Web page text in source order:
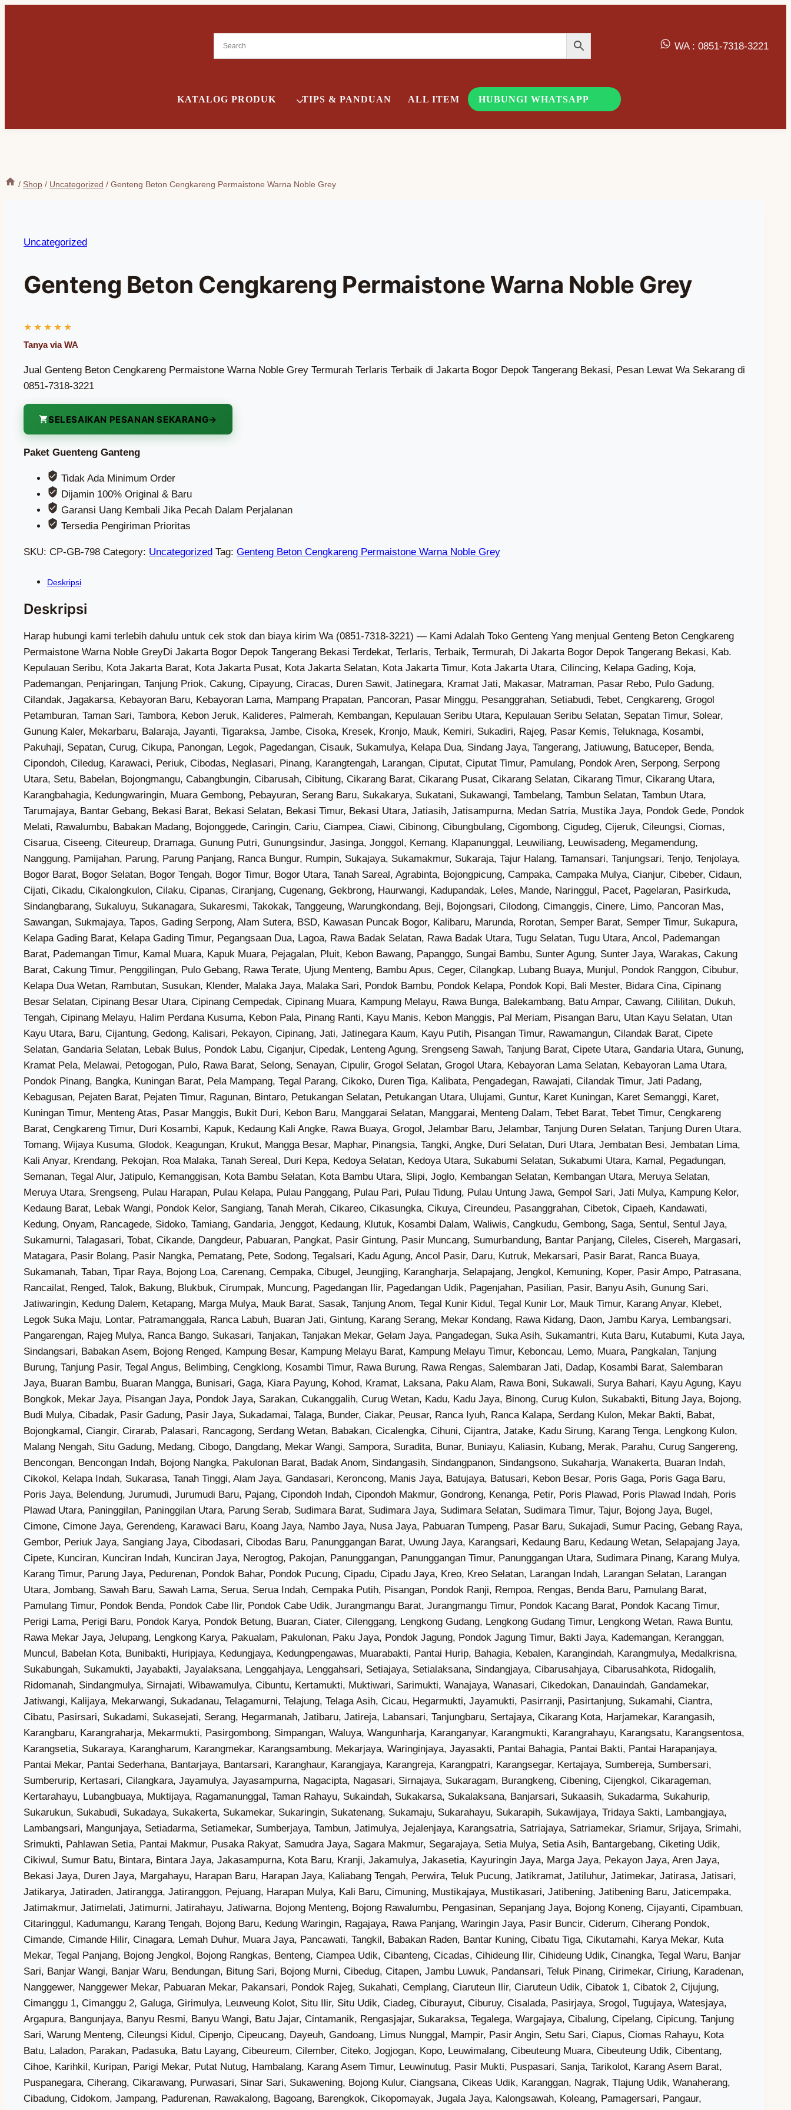
WA : 0851-7318-3221
KATALOG PRODUK TIPS & PANDUAN ALL ITEM HUBUNGI WHATSAPP
/ Shop / Uncategorized / Genteng Beton Cengkareng Permaistone Warna Noble Grey
Uncategorized
Genteng Beton Cengkareng Permaistone Warna Noble Grey
Jual Genteng Beton Cengkareng Permaistone Warna Noble Grey Termurah Terlaris Terbaik di Jakarta Bogor Depok Tangerang Bekasi, Pesan Lewat Wa Sekarang di
0851-7318-3221
SELESAIKAN PESANAN SEKARANG
Paket Guenteng Ganteng
Tidak Ada Minimum Order
Dijamin 100% Original & Baru
Garansi Uang Kembali Jika Pecah Dalam Perjalanan
Tersedia Pengiriman Prioritas
SKU: CP-GB-798 Category: Uncategorized Tag: Genteng Beton Cengkareng Permaistone Warna Noble Grey
Harap hubungi kami terlebih dahulu untuk cek stok dan biaya kirim Wa (0851-7318-3221) — Kami Adalah Toko Genteng Yang menjual Genteng Beton Cengkareng Permaistone Warna Noble GreyDi Jakarta Bogor Depok Tangerang Bekasi Terdekat, Terlaris, Terbaik, Termurah, Di Jakarta Bogor Depok Tangerang Bekasi, Kab. Kepulauan Seribu, Kota Jakarta Barat, Kota Jakarta Pusat, Kota Jakarta Selatan, Kota Jakarta Timur, Kota Jakarta Utara, Cilincing, Kelapa Gading, Koja, Pademangan, Penjaringan, Tanjung Priok, Cakung, Cipayung, Ciracas, Duren Sawit, Jatinegara, Kramat Jati, Makasar, Matraman, Pasar Rebo, Pulo Gadung, Cilandak, Jagakarsa, Kebayoran Baru, Kebayoran Lama, Mampang Prapatan, Pancoran, Pasar Minggu, Pesanggrahan, Setiabudi, Tebet, Cengkareng, Grogol Petamburan, Taman Sari, Tambora, Kebon Jeruk, Kalideres, Palmerah, Kembangan, Kepulauan Seribu Utara, Kepulauan Seribu Selatan, Sepatan Timur, Solear, Gunung Kaler, Mekarbaru, Balaraja, Jayanti, Tigaraksa, Jambe, Cisoka, Kresek, Kronjo, Mauk, Kemiri, Sukadiri, Rajeg, Pasar Kemis, Teluknaga, Kosambi, Pakuhaji, Sepatan, Curug, Cikupa, Panongan, Legok, Pagedangan, Cisauk, Sukamulya, Kelapa Dua, Sindang Jaya, Tangerang, Jatiuwung, Batuceper, Benda, Cipondoh, Ciledug, Karawaci, Periuk, Cibodas, Neglasari, Pinang, Karangtengah, Larangan, Ciputat, Ciputat Timur, Pamulang, Pondok Aren, Serpong, Serpong Utara, Setu, Babelan, Bojongmangu, Cabangbungin, Cibarusah, Cibitung, Cikarang Barat, Cikarang Pusat, Cikarang Selatan, Cikarang Timur, Cikarang Utara, Karangbahagia, Kedungwaringin, Muara Gembong, Pebayuran, Serang Baru, Sukakarya, Sukatani, Sukawangi, Tambelang, Tambun Selatan, Tambun Utara, Tarumajaya, Bantar Gebang, Bekasi Barat, Bekasi Selatan, Bekasi Timur, Bekasi Utara, Jatiasih, Jatisampurna, Medan Satria, Mustika Jaya, Pondok Gede, Pondok Melati, Rawalumbu, Babakan Madang, Bojonggede, Caringin, Cariu, Ciampea, Ciawi, Cibinong, Cibungbulang, Cigombong, Cigudeg, Cijeruk, Cileungsi, Ciomas, Cisarua, Ciseeng, Citeureup, Dramaga, Gunung Putri, Gunungsindur, Jasinga, Jonggol, Kemang, Klapanunggal, Leuwiliang, Leuwisadeng, Megamendung, Nanggung, Pamijahan, Parung, Parung Panjang, Ranca Bungur, Rumpin, Sukajaya, Sukamakmur, Sukaraja, Tajur Halang, Tamansari, Tanjungsari, Tenjo, Tenjolaya, Bogor Barat, Bogor Selatan, Bogor Tengah, Bogor Timur, Bogor Utara, Tanah Sareal, Agrabinta, Bojongpicung, Campaka, Campaka Mulya, Cianjur, Cibeber, Cidaun, Cijati, Cikadu, Cikalongkulon, Cilaku, Cipanas, Ciranjang, Cugenang, Gekbrong, Haurwangi, Kadupandak, Leles, Mande, Naringgul, Pacet, Pagelaran, Pasirkuda, Sindangbarang, Sukaluyu, Sukanagara, Sukaresmi, Takokak, Tanggeung, Warungkondang, Beji, Bojongsari, Cilodong, Cimanggis, Cinere, Limo, Pancoran Mas, Sawangan, Sukmajaya, Tapos, Gading Serpong, Alam Sutera, BSD, Kawasan Puncak Bogor, Kalibaru, Marunda, Rorotan, Semper Barat, Semper Timur, Sukapura, Kelapa Gading Barat, Kelapa Gading Timur, Pegangsaan Dua, Lagoa, Rawa Badak Selatan, Rawa Badak Utara, Tugu Selatan, Tugu Utara, Ancol, Pademangan Barat, Pademangan Timur, Kamal Muara, Kapuk Muara, Pejagalan, Pluit, Kebon Bawang, Papanggo, Sungai Bambu, Sunter Agung, Sunter Jaya, Warakas, Cakung Barat, Cakung Timur, Penggilingan, Pulo Gebang, Rawa Terate, Ujung Menteng, Bambu Apus, Ceger, Cilangkap, Lubang Buaya, Munjul, Pondok Ranggon, Cibubur, Kelapa Dua Wetan, Rambutan, Susukan, Klender, Malaka Jaya, Malaka Sari, Pondok Bambu, Pondok Kelapa, Pondok Kopi, Bali Mester, Bidara Cina, Cipinang Besar Selatan, Cipinang Besar Utara, Cipinang Cempedak, Cipinang Muara, Kampung Melayu, Rawa Bunga, Balekambang, Batu Ampar, Cawang, Cililitan, Dukuh, Tengah, Cipinang Melayu, Halim Perdana Kusuma, Kebon Pala, Pinang Ranti, Kayu Manis, Kebon Manggis, Pal Meriam, Pisangan Baru, Utan Kayu Selatan, Utan Kayu Utara, Baru, Cijantung, Gedong, Kalisari, Pekayon, Cipinang, Jati, Jatinegara Kaum, Kayu Putih, Pisangan Timur, Rawamangun, Cilandak Barat, Cipete Selatan, Gandaria Selatan, Lebak Bulus, Pondok Labu, Ciganjur, Cipedak, Lenteng Agung, Srengseng Sawah, Tanjung Barat, Cipete Utara, Gandaria Utara, Gunung, Kramat Pela, Melawai, Petogogan, Pulo, Rawa Barat, Selong, Senayan, Cipulir, Grogol Selatan, Grogol Utara, Kebayoran Lama Selatan, Kebayoran Lama Utara, Pondok Pinang, Bangka, Kuningan Barat, Pela Mampang, Tegal Parang, Cikoko, Duren Tiga, Kalibata, Pengadegan, Rawajati, Cilandak Timur, Jati Padang, Kebagusan, Pejaten Barat, Pejaten Timur, Ragunan, Bintaro, Petukangan Selatan, Petukangan Utara, Ulujami, Guntur, Karet Kuningan, Karet Semanggi, Karet, Kuningan Timur, Menteng Atas, Pasar Manggis, Bukit Duri, Kebon Baru, Manggarai Selatan, Manggarai, Menteng Dalam, Tebet Barat, Tebet Timur, Cengkareng Barat, Cengkareng Timur, Duri Kosambi, Kapuk, Kedaung Kali Angke, Rawa Buaya, Grogol, Jelambar Baru, Jelambar, Tanjung Duren Selatan, Tanjung Duren Utara, Tomang, Wijaya Kusuma, Glodok, Keagungan, Krukut, Mangga Besar, Maphar, Pinangsia, Tangki, Angke, Duri Selatan, Duri Utara, Jembatan Besi, Jembatan Lima, Kali Anyar, Krendang, Pekojan, Roa Malaka, Tanah Sereal, Duri Kepa, Kedoya Selatan, Kedoya Utara, Sukabumi Selatan, Sukabumi Utara, Kamal, Pegadungan, Semanan, Tegal Alur, Jatipulo, Kemanggisan, Kota Bambu Selatan, Kota Bambu Utara, Slipi, Joglo, Kembangan Selatan, Kembangan Utara, Meruya Selatan, Meruya Utara, Srengseng, Pulau Harapan, Pulau Kelapa, Pulau Panggang, Pulau Pari, Pulau Tidung, Pulau Untung Jawa, Gempol Sari, Jati Mulya, Kampung Kelor, Kedaung Barat, Lebak Wangi, Pondok Kelor, Sangiang, Tanah Merah, Cikareo, Cikasungka, Cikuya, Cireundeu, Pasanggrahan, Cibetok, Cipaeh, Kandawati, Kedung, Onyam, Rancagede, Sidoko, Tamiang, Gandaria, Jenggot, Kedaung, Klutuk, Kosambi Dalam, Waliwis, Cangkudu, Gembong, Saga, Sentul, Sentul Jaya, Sukamurni, Talagasari, Tobat, Cikande, Dangdeur, Pabuaran, Pangkat, Pasir Gintung, Pasir Muncang, Sumurbandung, Bantar Panjang, Cileles, Cisereh, Margasari, Matagara, Pasir Bolang, Pasir Nangka, Pematang, Pete, Sodong, Tegalsari, Kadu Agung, Ancol Pasir, Daru, Kutruk, Mekarsari, Pasir Barat, Ranca Buaya, Sukamanah, Taban, Tipar Raya, Bojong Loa, Carenang, Cempaka, Cibugel, Jeungjing, Karangharja, Selapajang, Jengkol, Kemuning, Koper, Pasir Ampo, Patrasana, Rancailat, Renged, Talok, Bakung, Blukbuk, Cirumpak, Muncung, Pagedangan Ilir, Pagedangan Udik, Pagenjahan, Pasilian, Pasir, Banyu Asih, Gunung Sari, Jatiwaringin, Kedung Dalem, Ketapang, Marga Mulya, Mauk Barat, Sasak, Tanjung Anom, Tegal Kunir Kidul, Tegal Kunir Lor, Mauk Timur, Karang Anyar, Klebet, Legok Suka Maju, Lontar, Patramanggala, Ranca Labuh, Buaran Jati, Gintung, Karang Serang, Mekar Kondang, Rawa Kidang, Daon, Jambu Karya, Lembangsari, Pangarengan, Rajeg Mulya, Ranca Bango, Sukasari, Tanjakan, Tanjakan Mekar, Gelam Jaya, Pangadegan, Suka Asih, Sukamantri, Kuta Baru, Kutabumi, Kuta Jaya, Sindangsari, Babakan Asem, Bojong Renged, Kampung Besar, Kampung Melayu Barat, Kampung Melayu Timur, Keboncau, Lemo, Muara, Pangkalan, Tanjung Burung, Tanjung Pasir, Tegal Angus, Belimbing, Cengklong, Kosambi Timur, Rawa Burung, Rawa Rengas, Salembaran Jati, Dadap, Kosambi Barat, Salembaran Jaya, Buaran Bambu, Buaran Mangga, Bunisari, Gaga, Kiara Payung, Kohod, Kramat, Laksana, Paku Alam, Rawa Boni, Sukawali, Surya Bahari, Kayu Agung, Kayu Bongkok, Mekar Jaya, Pisangan Jaya, Pondok Jaya, Sarakan, Cukanggalih, Curug Wetan, Kadu, Kadu Jaya, Binong, Curug Kulon, Sukabakti, Bitung Jaya, Bojong, Budi Mulya, Cibadak, Pasir Gadung, Pasir Jaya, Sukadamai, Talaga, Bunder, Ciakar, Peusar, Ranca Iyuh, Ranca Kalapa, Serdang Kulon, Mekar Bakti, Babat, Bojongkamal, Ciangir, Cirarab, Palasari, Rancagong, Serdang Wetan, Babakan, Cicalengka, Cihuni, Cijantra, Jatake, Kadu Sirung, Karang Tenga, Lengkong Kulon, Malang Nengah, Situ Gadung, Medang, Cibogo, Dangdang, Mekar Wangi, Sampora, Suradita, Bunar, Buniayu, Kaliasin, Kubang, Merak, Parahu, Curug Sangereng, Bencongan, Bencongan Indah, Bojong Nangka, Pakulonan Barat, Badak Anom, Sindangasih, Sindangpanon, Sindangsono, Sukaharja, Wanakerta, Buaran Indah, Cikokol, Kelapa Indah, Sukarasa, Tanah Tinggi, Alam Jaya, Gandasari, Keroncong, Manis Jaya, Batujaya, Batusari, Kebon Besar, Poris Gaga, Poris Gaga Baru, Poris Jaya, Belendung, Jurumudi, Jurumudi Baru, Pajang, Cipondoh Indah, Cipondoh Makmur, Gondrong, Kenanga, Petir, Poris Plawad, Poris Plawad Indah, Poris Plawad Utara, Paninggilan, Paninggilan Utara, Parung Serab, Sudimara Barat, Sudimara Jaya, Sudimara Selatan, Sudimara Timur, Tajur, Bojong Jaya, Bugel, Cimone, Cimone Jaya, Gerendeng, Karawaci Baru, Koang Jaya, Nambo Jaya, Nusa Jaya, Pabuaran Tumpeng, Pasar Baru, Sukajadi, Sumur Pacing, Gebang Raya, Gembor, Periuk Jaya, Sangiang Jaya, Cibodasari, Cibodas Baru, Panunggangan Barat, Uwung Jaya, Karangsari, Kedaung Baru, Kedaung Wetan, Selapajang Jaya, Cipete, Kunciran, Kunciran Indah, Kunciran Jaya, Nerogtog, Pakojan, Panunggangan, Panunggangan Timur, Panunggangan Utara, Sudimara Pinang, Karang Mulya, Karang Timur, Parung Jaya, Pedurenan, Pondok Bahar, Pondok Pucung, Cipadu, Cipadu Jaya, Kreo, Kreo Selatan, Larangan Indah, Larangan Selatan, Larangan Utara, Jombang, Sawah Baru, Sawah Lama, Serua, Serua Indah, Cempaka Putih, Pisangan, Pondok Ranji, Rempoa, Rengas, Benda Baru, Pamulang Barat, Pamulang Timur, Pondok Benda, Pondok Cabe Ilir, Pondok Cabe Udik, Jurangmangu Barat, Jurangmangu Timur, Pondok Kacang Barat, Pondok Kacang Timur, Perigi Lama, Perigi Baru, Pondok Karya, Pondok Betung, Buaran, Ciater, Cilenggang, Lengkong Gudang, Lengkong Gudang Timur, Lengkong Wetan, Rawa Buntu, Rawa Mekar Jaya, Jelupang, Lengkong Karya, Pakualam, Pakulonan, Paku Jaya, Pondok Jagung, Pondok Jagung Timur, Bakti Jaya, Kademangan, Keranggan, Muncul, Babelan Kota, Bunibakti, Huripjaya, Kedungjaya, Kedungpengawas, Muarabakti, Pantai Hurip, Bahagia, Kebalen, Karangindah, Karangmulya, Medalkrisna, Sukabungah, Sukamukti, Jayabakti, Jayalaksana, Lenggahjaya, Lenggahsari, Setiajaya, Setialaksana, Sindangjaya, Cibarusahjaya, Cibarusahkota, Ridogalih, Ridomanah, Sindangmulya